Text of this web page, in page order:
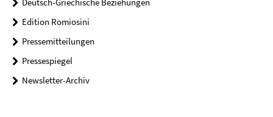
Edition Romiosini
Pressemitteilungen
Pressespiegel
Newsletter-Archiv